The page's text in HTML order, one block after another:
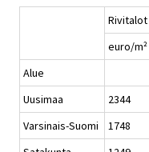
Rivitalot
euro/m²
Alue
Uusimaa
2344
Varsinais-Suomi
1748